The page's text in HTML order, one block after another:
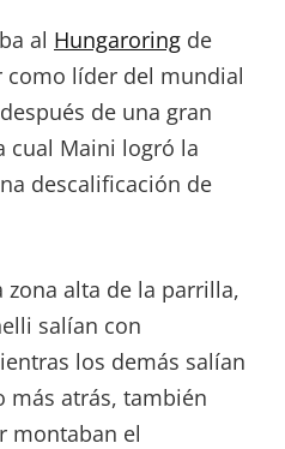
al Hungaroring de
como líder del mundial
de una gran
cual Maini logró la
descalificación de
alta de la parrilla,
salían con
los demás salían
más atrás, también
montaban el